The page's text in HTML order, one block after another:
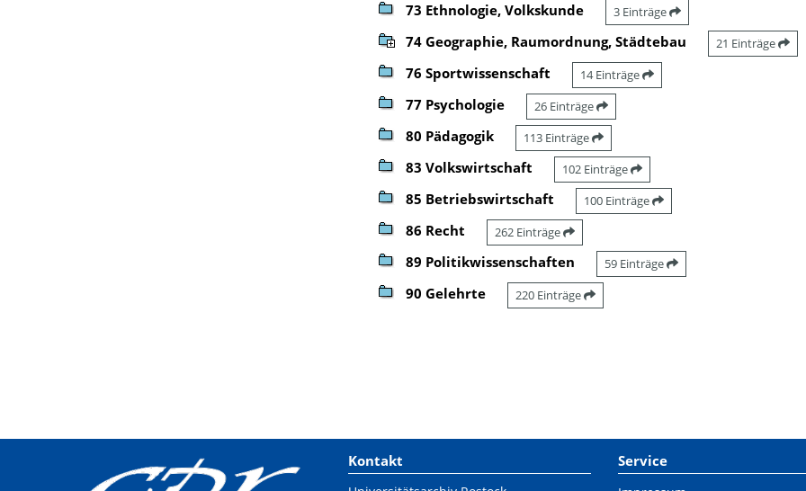
73 Ethnologie, Volkskunde 3 Einträge
74 Geographie, Raumordnung, Städtebau 21 Einträge
76 Sportwissenschaft 14 Einträge
77 Psychologie 26 Einträge
80 Pädagogik 113 Einträge
83 Volkswirtschaft 102 Einträge
85 Betriebswirtschaft 100 Einträge
86 Recht 262 Einträge
89 Politikwissenschaften 59 Einträge
90 Gelehrte 220 Einträge
Kontakt Service